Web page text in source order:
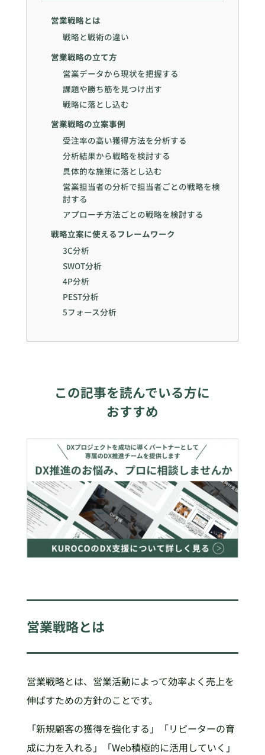
営業戦略とは
戦略と戦術の違い
営業戦略の立て方
営業データから現状を把握する
課題や勝ち筋を見つけ出す
戦略に落とし込む
営業戦略の立案事例
受注率の高い獲得方法を分析する
分析結果から戦略を検討する
具体的な施策に落とし込む
営業担当者の分析で担当者ごとの戦略を検
討する
アプローチ方法ごとの戦略を検討する
戦略立案に使えるフレームワーク
3C分析
SWOT分析
4P分析
PEST分析
5フォース分析
この記事を読んでいる方に
おすすめ
営業戦略とは
営業戦略とは、営業活動によって効率よく売上を
伸ばすための方針のことです。
「新規顧客の獲得を強化する」「リピーターの育
成に力を入れる」「Web積極的に活用していく」